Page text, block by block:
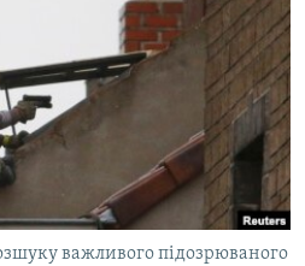
важливого підозрюваного